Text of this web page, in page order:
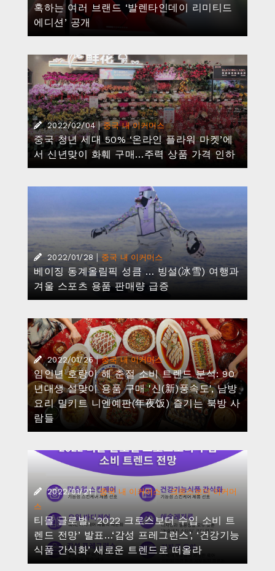
혹하는 여러 브랜드 ‘발렌타인데이 리미티드
에디션’ 공개
2022/02/04 | 중국 내 이커머스
중국 청년 세대 50% ‘온라인 플라워 마켓’에
서 신년맞이 화훼 구매…주력 상품 가격 인하
2022/01/28 | 중국 내 이커머스
베이징 동계올림픽 성큼 … 빙설(冰雪) 여행과
겨울 스포츠 용품 판매량 급증
2022/01/26 | 중국 내 이커머스
임인년 호랑이 해 춘절 소비 트렌드 분석: 90
년대생 설맞이 용품 구매 '신(新)풍속도', 남방
요리 밀키트 니엔예판(年夜饭) 즐기는 북방 사
람들
2022/01/21 | 중국 내 이커머스·크로스보더 이커머
스
티몰 글로벌, ‘2022 크로스보더 수입 소비 트
렌드 전망’ 발표…‘감성 프레그런스’, ‘건강기능
식품 간식화’ 새로운 트렌드로 떠올라